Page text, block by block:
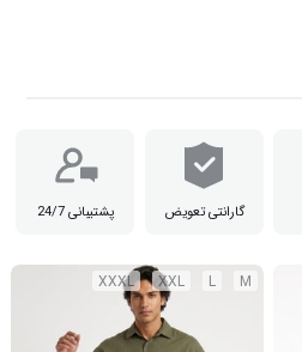
گارانتی تعویض پشتیبانی 24/7
M
L
XXL
XXXL